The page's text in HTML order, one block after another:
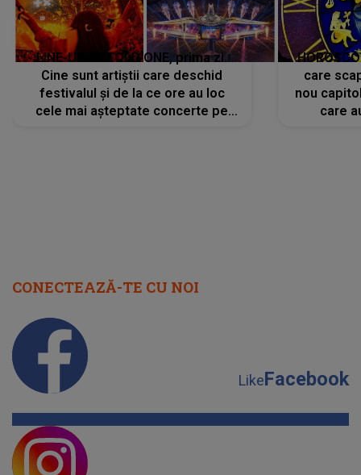
LINE-UP UNTOLD ONE, prima zi.
Cine sunt artiștii care deschid
festivalul și de la ce ore au loc
cele mai așteptate concerte pe
care
nou
care
CONECTEAZĂ-TE CU NOI
LikeFacebook